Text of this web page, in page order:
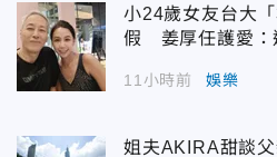
小24歲女友台大
假 姜厚任護愛：
11小時前 娛樂
姐夫AKIRA甜談